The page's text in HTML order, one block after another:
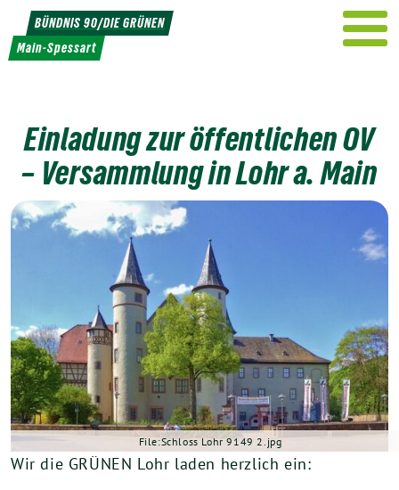
Weiter
zum
Inhalt
BÜNDNIS 90/DIE GRÜNEN
Main-Spessart
Einladung zur öffentlichen OV
– Versammlung in Lohr a. Main
File:Schloss Lohr 9149 2.jpg
Wir die GRÜNEN Lohr laden herzlich ein: